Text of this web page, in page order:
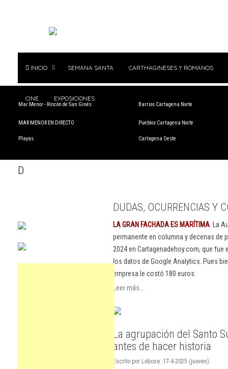
INICIO SEMANA SANTA CARTHAGINESES Y ROMANOS
CINE EXPOSICIONES
Mar Menor - Rincón de San Ginés
MAR MENOR EN DIRECTO
Playas
Barrios Cartagena Norte
Pueblos Cartagena Norte
Cartagena Oeste
D
DUDAS, OCURRENCIAS Y
LA GRAN FACHADA ES MARÍTIMA . La
permanente en columna y decenas
2024 en Cartagenadehoy.com, que
los datos de Google Analytics. Pues
empresa le costó 180 euros.
Leer más...
La agrupación del Santo
antes de hacer historia
Escrito por Lebose. 17-4-2025 (jueves).